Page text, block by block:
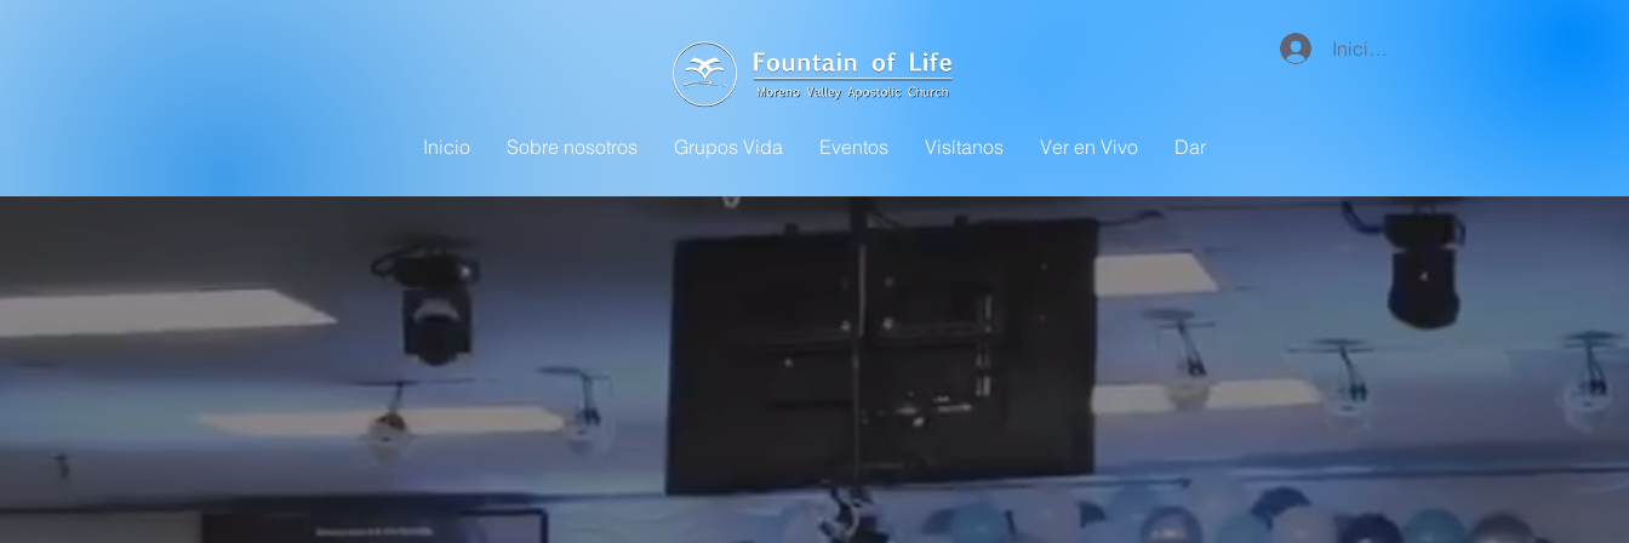
Iniciar sesión
Inicio Sobre nosotros Grupos Vida Eventos Visítanos Ver en Vivo Dar